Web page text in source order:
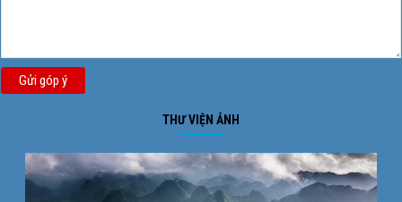
Gửi góp ý
THƯ VIỆN ẢNH